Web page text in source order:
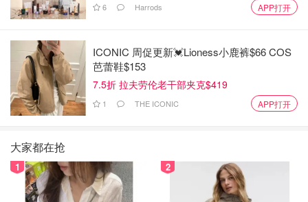
6 Harrods APP打开
ICONIC 周促更新💓Lioness小鹿裤$66 COS
芭蕾鞋$153
7.5折 拉夫劳伦老干部夹克$419
1 THE ICONIC APP打开
大家都在抢
1 2